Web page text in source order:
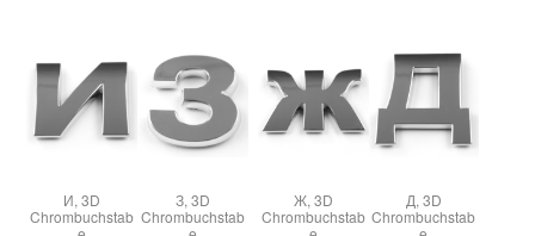
И, 3D
Chrombuchstab
З, 3D
Chrombuchstab
Ж, 3D
Chrombuchstab
Д, 3D
Chrombuchstab